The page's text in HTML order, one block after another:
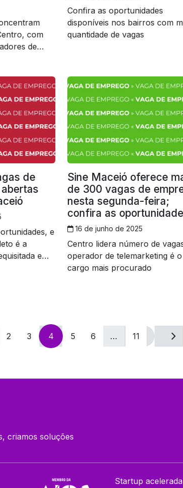
com
de
Confira as oportunidades
disponíveis nos bairros com
quantidade de vagas
de
e
é a
em
Sine Maceió oferece
de 300 vagas de
nesta segunda-feira;
confira as
16 de junho de 2025
Centro lidera número de
operador de telemarketing é o
cargo mais procurado
2 3 4 5 6 … 11
criamos soluções
Startup